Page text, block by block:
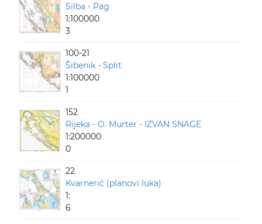
Silba - Pag
1:100000
3
100-21
Šibenik - Split
1:100000
1
152
Rijeka - O. Murter - IZVAN SNAGE
1:200000
0
22
Kvarnerić (planovi luka)
1:
6